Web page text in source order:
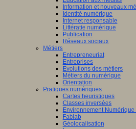
Information et nouveaux
Identité numérique
Internet responsable
Littératie numérique
Publication
Réseaux sociaux
Métiers
Entrepreneuriat
Entreprises
Evolutions des métiers
Métiers du numérique
Orientation
Pratiques numériques
Cartes heuristiques
Classes inversées
Environnement Numérique
Fablab
Géolocalisation